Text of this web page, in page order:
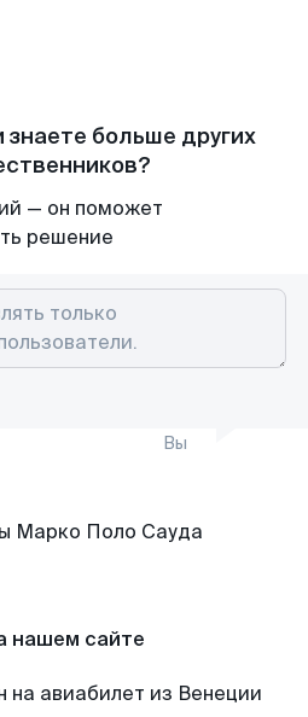
больше других
— он поможет
решение
Вы
нашем сайте
на авиабилет из Венеции